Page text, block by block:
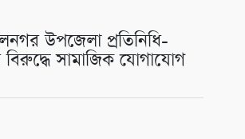
উপজেলা প্রতিনিধি-
সামাজিক যোগাযোগ